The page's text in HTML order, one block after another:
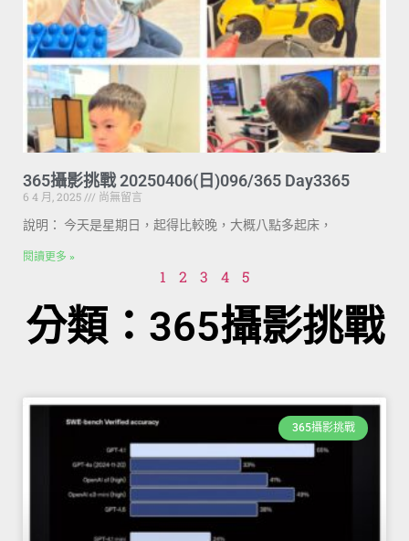
365攝影挑戰 20250406(日)096/365 Day3365
6 4 月, 2025
尚無留言
說明： 今天是星期日，起得比較晚，大概八點多起床，
閱讀更多 »
1 2 3 4 5
分類：365攝影挑戰
365攝影挑戰